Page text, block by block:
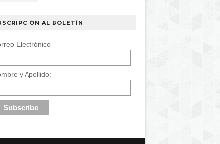
AL BOLETÍN
Electrónico
y Apellido: